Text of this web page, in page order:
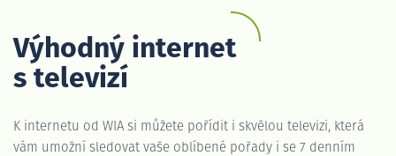
Výhodný internet
s televizí
K internetu od WIA si můžete pořídit i skvělou televizi, která
vám umožní sledovat vaše oblíbené pořady i se 7 denním